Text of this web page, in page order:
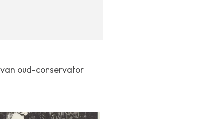
van oud-conservator